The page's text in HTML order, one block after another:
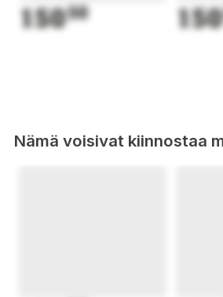
15050 150
Nämä voisivat kiinnostaa